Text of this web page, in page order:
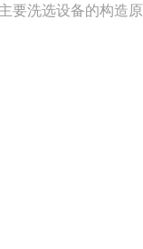
洗选设备的构造原